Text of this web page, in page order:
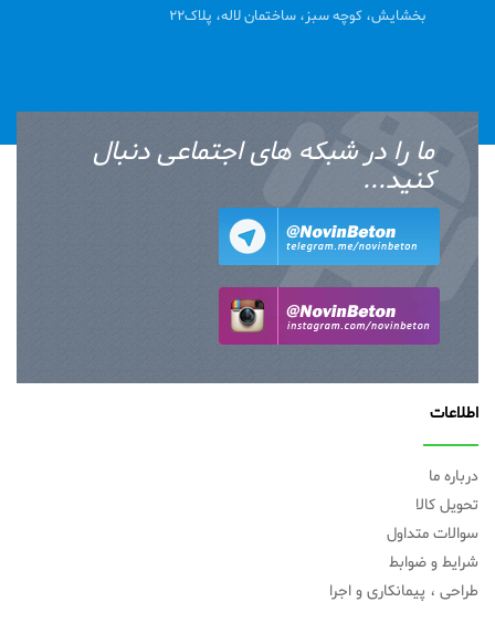
بخشایش، کوچه سبز، ساختمان لاله، پلاک22
ما را در شبکه های اجتماعی دنبال
کنید...
اطلاعات
درباره ما
تحویل کالا
سوالات متداول
شرایط و ضوابط
طراحی ، پیمانکاری و اجرا